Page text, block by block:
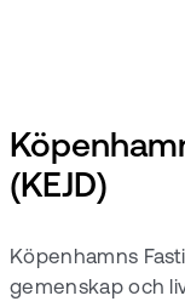
(KEJD)
Köpenhamns
gemenskap och